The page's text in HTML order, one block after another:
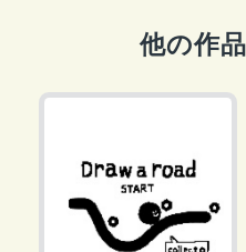
他の作